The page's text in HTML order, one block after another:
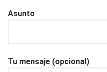
Asunto
Tu mensaje (opcional)